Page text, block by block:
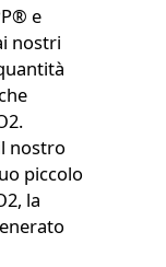
e
nostri
nostro
piccolo
la